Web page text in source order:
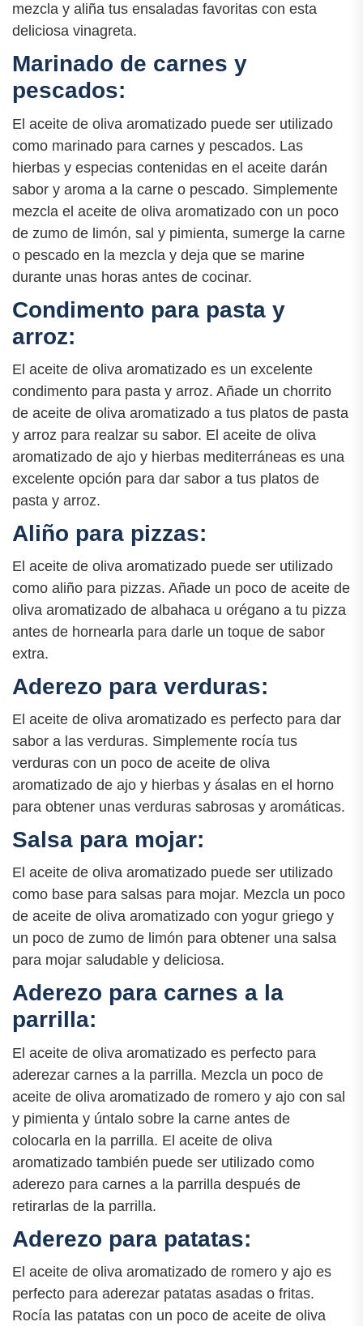
mezcla y aliña tus ensaladas favoritas con esta
deliciosa vinagreta.
Marinado de carnes y
pescados:
El aceite de oliva aromatizado puede ser utilizado
como marinado para carnes y pescados. Las
hierbas y especias contenidas en el aceite darán
sabor y aroma a la carne o pescado. Simplemente
mezcla el aceite de oliva aromatizado con un poco
de zumo de limón, sal y pimienta, sumerge la carne
o pescado en la mezcla y deja que se marine
durante unas horas antes de cocinar.
Condimento para pasta y
arroz:
El aceite de oliva aromatizado es un excelente
condimento para pasta y arroz. Añade un chorrito
de aceite de oliva aromatizado a tus platos de pasta
y arroz para realzar su sabor. El aceite de oliva
aromatizado de ajo y hierbas mediterráneas es una
excelente opción para dar sabor a tus platos de
pasta y arroz.
Aliño para pizzas:
El aceite de oliva aromatizado puede ser utilizado
como aliño para pizzas. Añade un poco de aceite de
oliva aromatizado de albahaca u orégano a tu pizza
antes de hornearla para darle un toque de sabor
extra.
Aderezo para verduras:
El aceite de oliva aromatizado es perfecto para dar
sabor a las verduras. Simplemente rocía tus
verduras con un poco de aceite de oliva
aromatizado de ajo y hierbas y ásalas en el horno
para obtener unas verduras sabrosas y aromáticas.
Salsa para mojar:
El aceite de oliva aromatizado puede ser utilizado
como base para salsas para mojar. Mezcla un poco
de aceite de oliva aromatizado con yogur griego y
un poco de zumo de limón para obtener una salsa
para mojar saludable y deliciosa.
Aderezo para carnes a la
parrilla:
El aceite de oliva aromatizado es perfecto para
aderezar carnes a la parrilla. Mezcla un poco de
aceite de oliva aromatizado de romero y ajo con sal
y pimienta y úntalo sobre la carne antes de
colocarla en la parrilla. El aceite de oliva
aromatizado también puede ser utilizado como
aderezo para carnes a la parrilla después de
retirarlas de la parrilla.
Aderezo para patatas:
El aceite de oliva aromatizado de romero y ajo es
perfecto para aderezar patatas asadas o fritas.
Rocía las patatas con un poco de aceite de oliva